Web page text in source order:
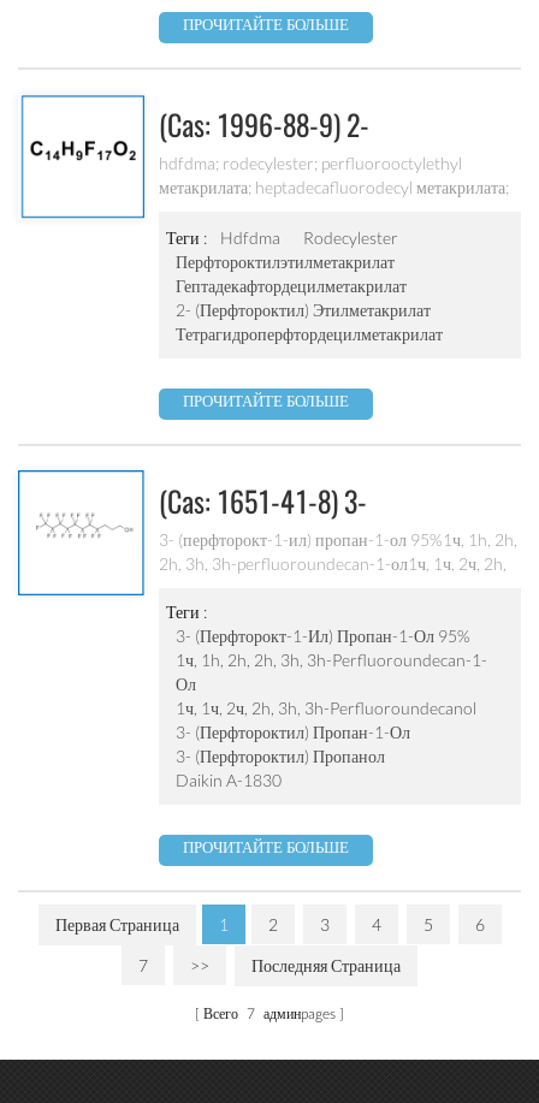
ПРОЧИТАЙТЕ БОЛЬШЕ
(cas: 1996-88-9) 2-
(перфтороктил) Этилметакрилат
hdfdma; rodecylester; perfluorooctylethyl
метакрилата; heptadecafluorodecyl метакрилата;
tetrahydroperfluorodecyl метакрилата; 1Н, 1Н,
2Н, 2Н-perfluorodecyl метакрилата; 1Н, 1Н, 2Н,
2Н-perfluorodecylmethacrylate98%; 2-
(heptadecafluorooctyl) этил = метакрилат, 1 ч, 1 ч,
2 ч, 2 ч-перфтордецилметакрилат 98%
Теги : Hdfdma
Rodecylester
Перфтороктилэтилметакрилат
Гептадекафтордецилметакрилат
2- (перфтороктил) Этилметакрилат
Тетрагидроперфтордецилметакрилат
ПРОЧИТАЙТЕ БОЛЬШЕ
(cas: 1651-41-8) 3-
(перфтороктил) Пропанол
3- (перфторокт-1-ил) пропан-1-ол 95%1ч, 1h, 2h,
2h, 3h, 3h-perfluoroundecan-1-ол1ч, 1ч, 2ч, 2h,
пропан-1-ол3- (перфтороктил) пропанолDaikin
A-1830perfluoroundecanol3- (perfluorooct-1-
ил) пропан-1-ол
Теги :
3- (перфторокт-1-Ил) Пропан-1-Ол 95%
1ч, 1h, 2h, 2h, 3h, 3h-Perfluoroundecan-1-
Ол
1ч, 1ч, 2ч, 2h, 3h, 3h-Perfluoroundecanol
3- (перфтороктил) Пропан-1-Ол
3- (перфтороктил) Пропанол
Daikin A-1830
ПРОЧИТАЙТЕ БОЛЬШЕ
Первая Страница 1 2 3 4 5
6
7
>> Последняя Страница
Всего 7 админpages